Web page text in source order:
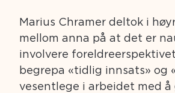
Marius Chramer deltok i
mellom anna på at det er
involvere
begrepa «tidlig innsats» og
vesentlege i arbeidet med å